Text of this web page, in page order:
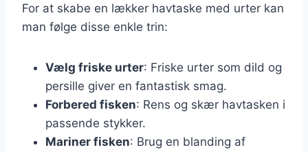
For at skabe en lækker havtaske med urter kan
man følge disse enkle trin:
Vælg friske urter: Friske urter som dild og
persille giver en fantastisk smag.
Forbered fisken: Rens og skær havtasken i
passende stykker.
Mariner fisken: Brug en blanding af